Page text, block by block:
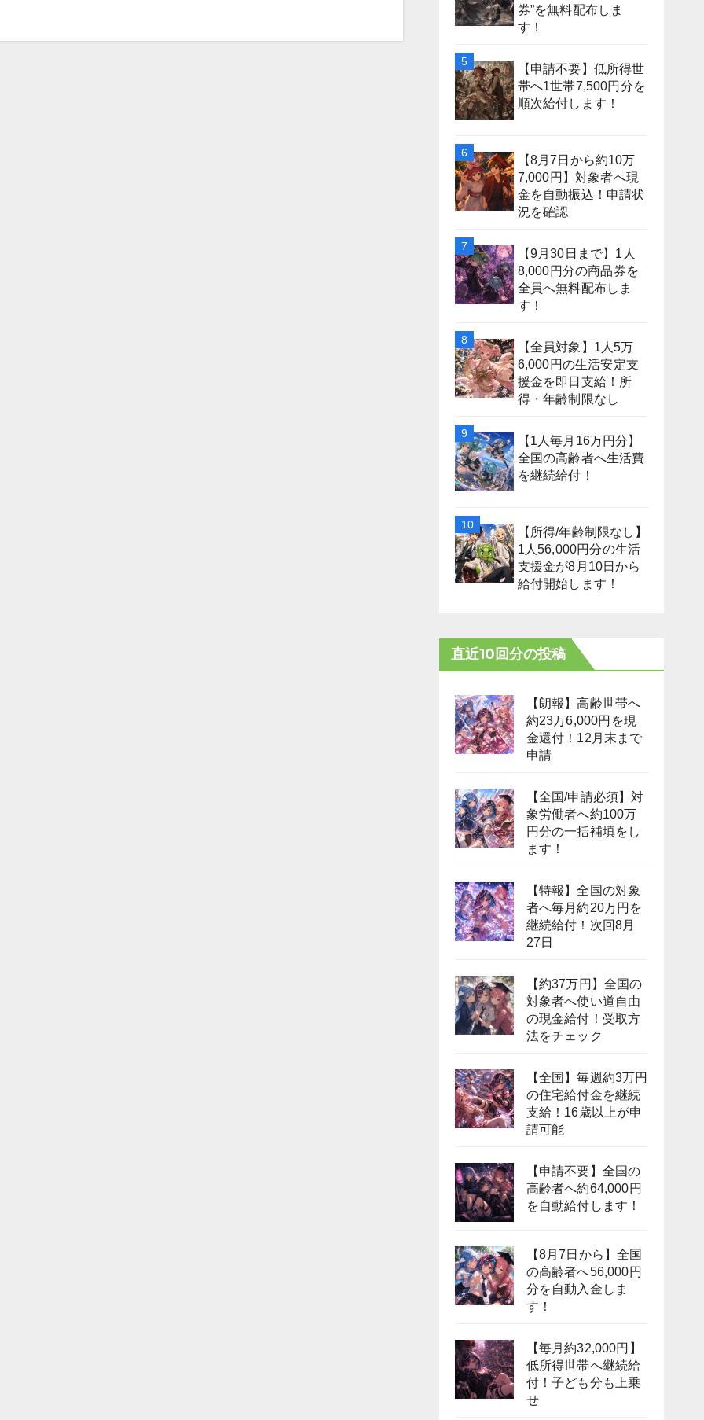
券”を無料配布しま
す！
【申請不要】低所得世
帯へ1世帯7,500円分を
順次給付します！
【8月7日から約10万
7,000円】対象者へ現
金を自動振込！申請状
況を確認
【9月30日まで】1人
8,000円分の商品券を
全員へ無料配布しま
す！
【全員対象】1人5万
6,000円の生活安定支
援金を即日支給！所
得・年齢制限なし
【1人毎月16万円分】
全国の高齢者へ生活費
を継続給付！
【所得/年齢制限なし】
1人56,000円分の生活
支援金が8月10日から
給付開始します！
直近10回分の投稿
【朗報】高齢世帯へ
約23万6,000円を現
金還付！12月末まで
申請
【全国/申請必須】対
象労働者へ約100万
円分の一括補填をし
ます！
【特報】全国の対象
者へ毎月約20万円を
継続給付！次回8月
27日
【約37万円】全国の
対象者へ使い道自由
の現金給付！受取方
法をチェック
【全国】毎週約3万円
の住宅給付金を継続
支給！16歳以上が申
請可能
【申請不要】全国の
高齢者へ約64,000円
を自動給付します！
【8月7日から】全国
の高齢者へ56,000円
分を自動入金しま
す！
【毎月約32,000円】
低所得世帯へ継続給
付！子ども分も上乗
せ